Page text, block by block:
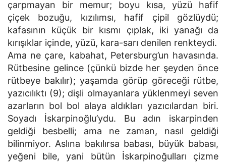
çarpmayan bir memur; boyu kısa, yüzü hafif
çiçek bozuğu, kızılımsı, hafif çipil gözlüydü;
kafasının küçük bir kısmı çıplak, iki yanağı da
kırışıklar içinde, yüzü, kara-sarı denilen renkteydi.
Ama ne çare, kabahat, Petersburg’un havasında.
Rütbesine gelince (çünkü bizde her şeyden önce
rütbeye bakılır); yaşamda görüp göreceği rütbe,
yazıcılıktı (9); dişli olmayanlara yüklenmeyi seven
azarların bol bol alaya aldıkları yazıcılardan biri.
Soyadı İskarpinoğlu’ydu. Bu adın iskarpinden
geldiği besbelli; ama ne zaman, nasıl geldiği
bilinmiyor. Aslına bakılırsa babası, büyük babası,
yeğeni bile, yani bütün İskarpinoğulları çizme